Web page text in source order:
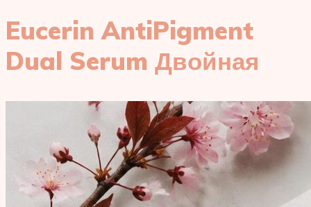
Eucerin AntiPigment
Dual Serum Двойная